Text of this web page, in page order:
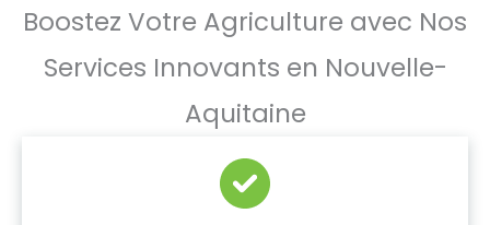
Boostez Votre Agriculture avec Nos
Services Innovants en Nouvelle-
Aquitaine